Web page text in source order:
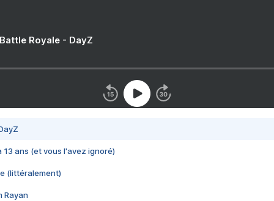
Royale - DayZ
13 ans (et vous l'avez ignoré)
(littéralement)
Rayan